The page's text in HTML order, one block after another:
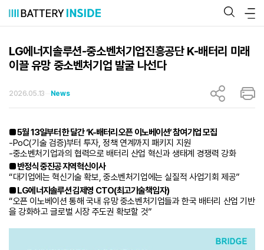
츠
LG에너지솔루션-중소벤처기업진흥공단 K-배터리 미래
이끌 유망 중소벤처기업 발굴 나선다
2026.05.13 News
■ 5월 13일부터 한 달간 ‘K-배터리 오픈 이노베이션’ 참여기업 모집
-PoC(기술 검증)부터 투자, 정책 연계까지 패키지 지원
-중소벤처기업과의 협력으로 배터리 산업 혁신과 생태계 경쟁력 강화
■ 반정식 중진공 지역혁신이사
“대기업에는 혁신기술 확보, 중소벤처기업에는 실질적 사업기회 제공”
■ LG에너지솔루션 김제영 CTO(최고기술책임자)
“오픈 이노베이션 통해 국내 유망 중소벤처기업들과 한국 배터리 산업 기반
을 강화하고 글로벌 시장 주도권 확보할 것”